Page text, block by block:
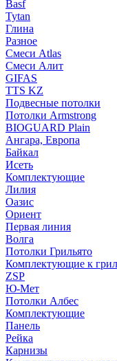
Basf
Tytan
Глина
Разное
Смеси Atlas
Смеси Алит
GIFAS
TTS KZ
Подвесные потолки
Потолки Armstrong
BIOGUARD Plain
Ангара, Европа
Байкал
Исеть
Комплектующие
Лилия
Оазис
Ориент
Первая линия
Волга
Потолки Грильято
Комплектующие к
ZSP
Ю-Мет
Потолки Албес
Комплектующие
Панель
Рейка
Карнизы